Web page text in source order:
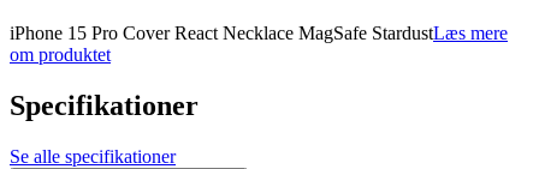
iPhone 15 Pro Cover React Necklace MagSafe StardustLæs mere
om produktet
Specifikationer
Se alle specifikationer